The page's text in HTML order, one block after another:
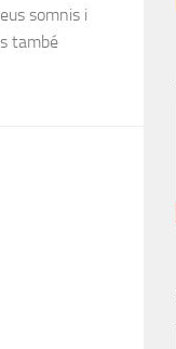
somnis i
també